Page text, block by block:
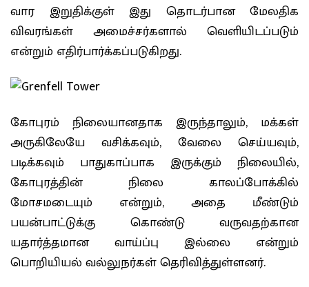
வார இறுதிக்குள் இது தொடர்பான மேலதிக
விவரங்கள் அமைச்சர்களால் வெளியிடப்படும்
என்றும் எதிர்பார்க்கப்படுகிறது.
கோபுரம் நிலையானதாக இருந்தாலும், மக்கள்
அருகிலேயே வசிக்கவும், வேலை செய்யவும்,
படிக்கவும் பாதுகாப்பாக இருக்கும் நிலையில்,
கோபுரத்தின் நிலை காலப்போக்கில்
மோசமடையும் என்றும், அதை மீண்டும்
பயன்பாட்டுக்கு கொண்டு வருவதற்கான
யதார்த்தமான வாய்ப்பு இல்லை என்றும்
பொறியியல் வல்லுநர்கள் தெரிவித்துள்ளனர்.